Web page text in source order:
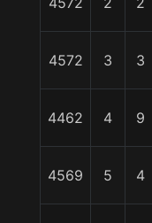
4572 3 3
4462 4 9
4569 5 4